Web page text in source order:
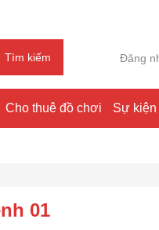
Tìm kiếm Đăng
Cho thuê đồ chơi Sự kiện
01